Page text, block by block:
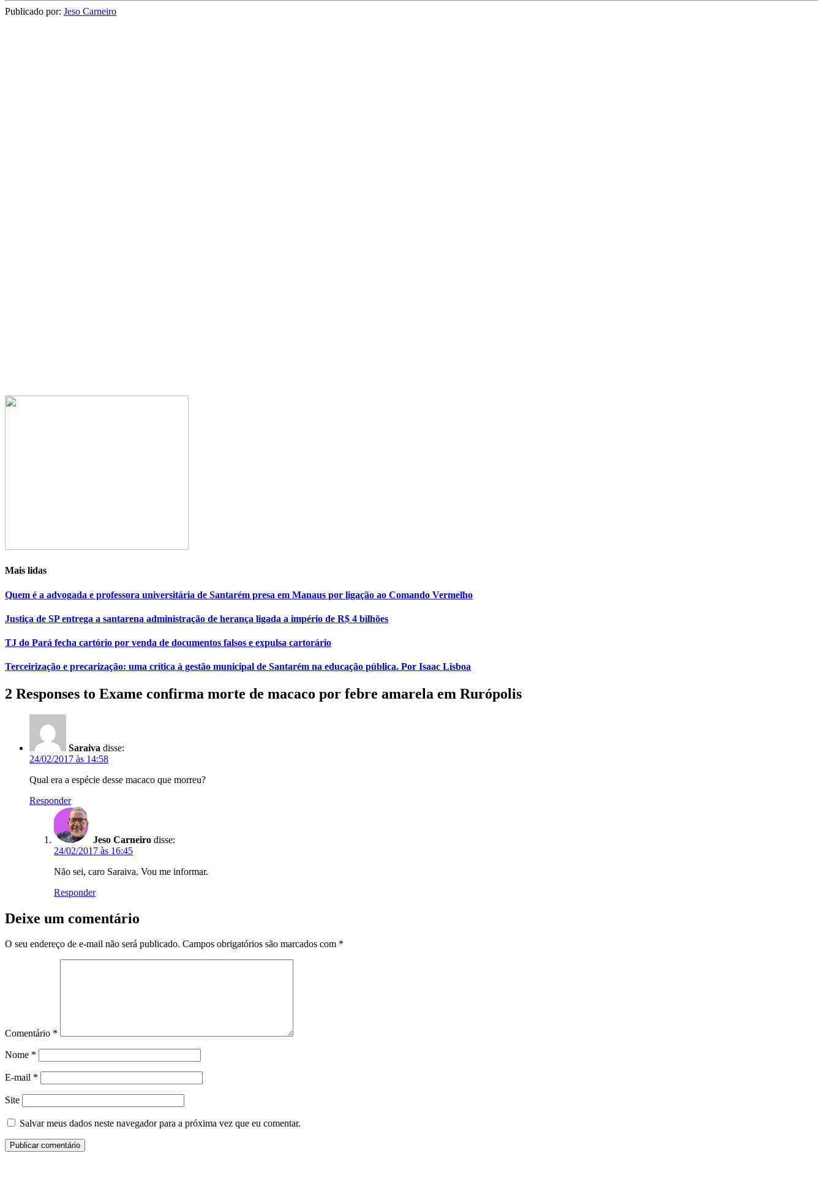
Publicado por: Jeso Carneiro
Mais lidas
Quem é a advogada e professora universitária de Santarém presa em Manaus por ligação ao Comando Vermelho
Justiça de SP entrega a santarena administração de herança ligada a império de R$ 4 bilhões
TJ do Pará fecha cartório por venda de documentos falsos e expulsa cartorário
Terceirização e precarização: uma crítica à gestão municipal de Santarém na educação pública. Por Isaac Lisboa
2 Responses to Exame confirma morte de macaco por febre amarela em Rurópolis
Saraiva disse:
24/02/2017 às 14:58
Qual era a espécie desse macaco que morreu?
Responder
Jeso Carneiro disse:
24/02/2017 às 16:45
Não sei, caro Saraiva. Vou me informar.
Responder
Deixe um comentário
O seu endereço de e-mail não será publicado. Campos obrigatórios são marcados com *
Comentário *
Nome *
E-mail *
Site
Salvar meus dados neste navegador para a próxima vez que eu comentar.